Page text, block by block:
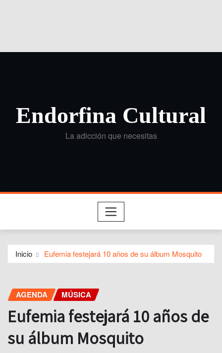
Endorfina Cultural
La adicción que necesitas
Inicio Eufemia festejará 10 años de su álbum Mosquito
AGENDA MÚSICA
Eufemia festejará 10 años de
su álbum Mosquito